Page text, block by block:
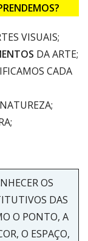
VISUAIS;
DA ARTE;
CADA
OS
DAS
O PONTO, A
O ESPAÇO,